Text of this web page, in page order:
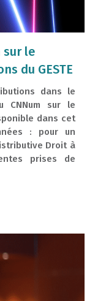
sur le
du GESTE
dans le
CNNum sur le
dans cet
: pour un
Droit à
prises de